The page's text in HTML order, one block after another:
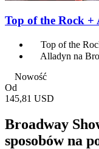
Top of the Rock
Top of the
Alladyn na
Nowość
Od
145,81 USD
Broadway
sposobów na